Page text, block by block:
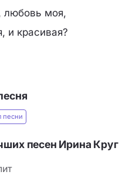
любовь моя,
и красивая?
песни
песен Ирина Круг